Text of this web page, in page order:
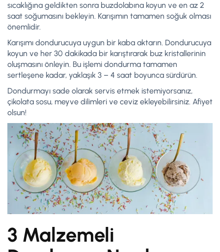
sıcaklığına geldikten sonra buzdolabına koyun ve en az 2
saat soğumasını bekleyin. Karışımın tamamen soğuk olması
önemlidir.
Karışımı dondurucuya uygun bir kaba aktarın. Dondurucuya
koyun ve her 30 dakikada bir karıştırarak buz kristallerinin
oluşmasını önleyin. Bu işlemi dondurma tamamen
sertleşene kadar, yaklaşık 3 – 4 saat boyunca sürdürün.
Dondurmayı sade olarak servis etmek istemiyorsanız,
çikolata sosu, meyve dilimleri ve ceviz ekleyebilirsiniz. Afiyet
olsun!
3 Malzemeli